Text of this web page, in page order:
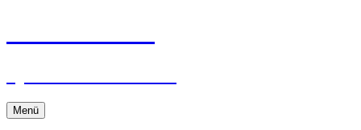
Menü